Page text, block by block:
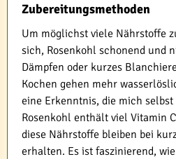
Zubereitungsmethoden
Um möglichst viele Nährstoffe
sich, Rosenkohl schonend und
Dämpfen oder kurzes
Kochen gehen mehr
eine Erkenntnis, die mich
Rosenkohl enthält viel Vitamin
diese Nährstoffe bleiben bei
erhalten. Es ist faszinierend,